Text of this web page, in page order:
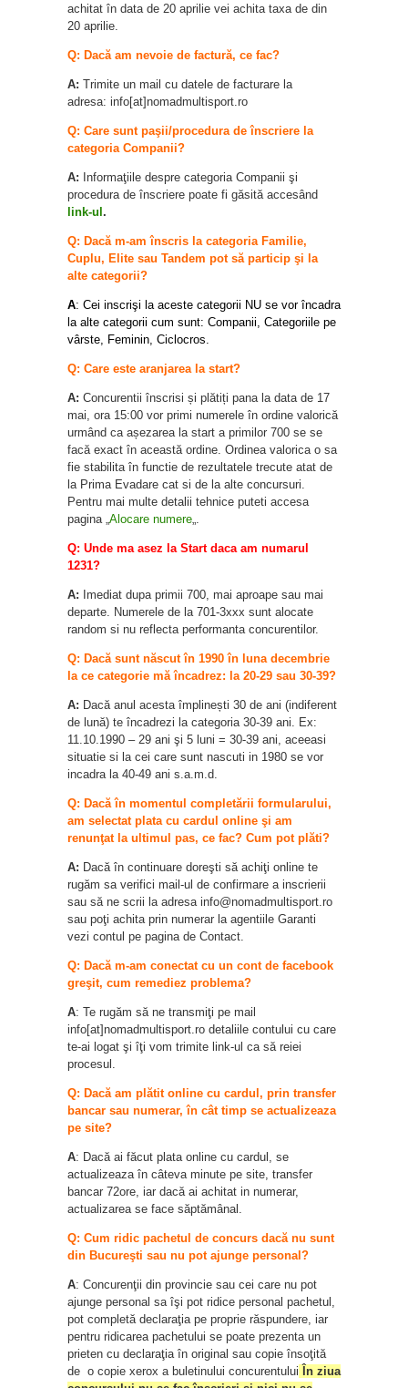
achitat în data de 20 aprilie vei achita taxa de din
20 aprilie.
Q: Dacă am nevoie de factură, ce fac?
A: Trimite un mail cu datele de facturare la
adresa: info[at]nomadmultisport.ro
Q: Care sunt paşii/procedura de înscriere la
categoria Companii?
A: Informaţiile despre categoria Companii şi
procedura de înscriere poate fi găsită accesând
link-ul.
Q: Dacă m-am înscris la categoria Familie,
Cuplu, Elite sau Tandem pot să particip şi la
alte categorii?
A: Cei inscrişi la aceste categorii NU se vor încadra
la alte categorii cum sunt: Companii, Categoriile pe
vârste, Feminin, Ciclocros.
Q: Care este aranjarea la start?
A: Concurentii înscrisi și plătiți pana la data de 17
mai, ora 15:00 vor primi numerele în ordine valorică
urmând ca așezarea la start a primilor 700 se se
facă exact în această ordine. Ordinea valorica o sa
fie stabilita în functie de rezultatele trecute atat de
la Prima Evadare cat si de la alte concursuri.
Pentru mai multe detalii tehnice puteti accesa
pagina „ Alocare numere
Q: Unde ma asez la Start daca am numarul
1231?
A: Imediat dupa primii 700, mai aproape sau mai
departe. Numerele de la 701-3xxx sunt alocate
random si nu reflecta performanta concurentilor.
Q: Dacă sunt născut în 1990 în luna decembrie
la ce categorie mă încadrez: la 20-29 sau 30-39?
A: Dacă anul acesta împlinești 30 de ani (indiferent
de lună) te încadrezi la categoria 30-39 ani. Ex:
11.10.1990 – 29 ani şi 5 luni = 30-39 ani, aceeasi
situatie si la cei care sunt nascuti in 1980 se vor
incadra la 40-49 ani s.a.m.d.
Q: Dacă în momentul completării formularului,
am selectat plata cu cardul online şi am
renunţat la ultimul pas, ce fac? Cum pot plăti?
A: Dacă în continuare doreşti să achiţi online te
rugăm sa verifici mail-ul de confirmare a inscrierii
sau să ne scrii la adresa info@nomadmultisport.ro
sau poţi achita prin numerar la agentiile Garanti
vezi contul pe pagina de Contact.
Q: Dacă m-am conectat cu un cont de facebook
greşit, cum remediez problema?
A: Te rugăm să ne transmiţi pe mail
info[at]nomadmultisport.ro detaliile contului cu care
te-ai logat şi îţi vom trimite link-ul ca să reiei
procesul.
Q: Dacă am plătit online cu cardul, prin transfer
bancar sau numerar, în cât timp se actualizeaza
pe site?
A: Dacă ai făcut plata online cu cardul, se
actualizeaza în câteva minute pe site, transfer
bancar 72ore, iar dacă ai achitat in numerar,
actualizarea se face săptămânal.
Q: Cum ridic pachetul de concurs dacă nu sunt
din Bucureşti sau nu pot ajunge personal?
A: Concurenţii din provincie sau cei care nu pot
ajunge personal sa îşi pot ridice personal pachetul,
pot completă declaraţia pe proprie răspundere, iar
pentru ridicarea pachetului se poate prezenta un
prieten cu declaraţia în original sau copie însoţită
de o copie xerox a buletinului concurentului În ziua